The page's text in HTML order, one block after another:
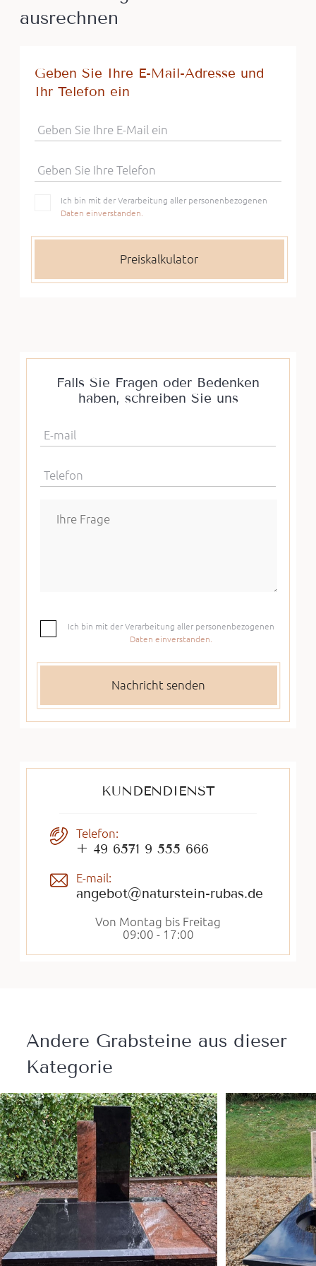
ausrechnen
Geben Sie Ihre E-Mail-Adresse und
Ihr Telefon ein
Geben Sie Ihre E-Mail ein
Geben Sie Ihre Telefon
Ich bin mit der Verarbeitung aller personenbezogenen
Daten einverstanden.
Falls Sie Fragen oder Bedenken
haben, schreiben Sie uns
E-mail
Telefon
Ich bin mit der Verarbeitung aller personenbezogenen
Daten einverstanden.
KUNDENDIENST
Telefon:
+ 49 6571 9 555 666
E-mail:
angebot@naturstein-rubas.de
Von Montag bis Freitag
09:00 - 17:00
Andere Grabsteine ​​aus dieser
Kategorie